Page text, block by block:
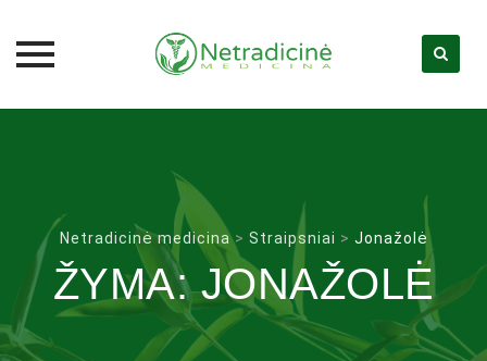
Netradicinė medicina> Straipsniai > Jonažolė
ŽYMA:JONAŽOLĖ